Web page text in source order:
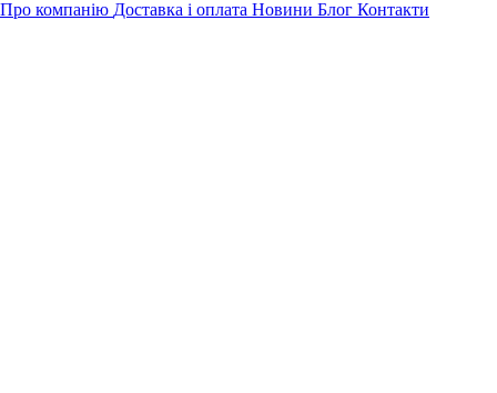
Про компанію Доставка і оплата Новини Блог Контакти